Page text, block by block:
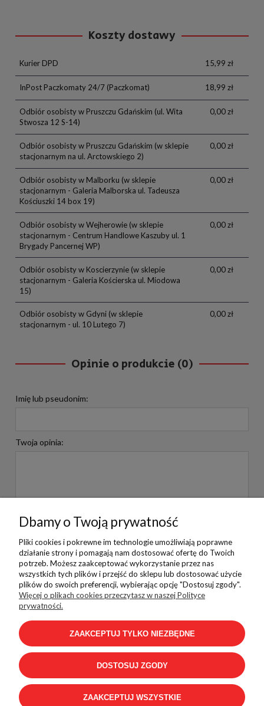
Koszty dostawy
Kurier DPD 15,99 zł
InPost Paczkomaty 24/7(Paczkomat) 18,99 zł
Odbiór osobisty w Pruszczu Gdańskim (ul. Wita
Stwosza 12 S-14)
0,00 zł
Odbiór osobisty w Pruszczu Gdańskim (w sklepie
stacjonarnym na ul. Arctowskiego 2)
0,00 zł
Odbiór osobisty w Malborku (w sklepie
stacjonarnym - Galeria Malborska ul. Tadeusza
Kościuszki 14 box 19)
0,00 zł
Odbiór osobisty w Wejherowie(w sklepie
stacjonarnym - Centrum Handlowe Kaszuby ul. 1
Brygady Pancernej WP)
0,00 zł
Odbiór osobisty w Koscierzynie(w sklepie
stacjonarnym - Galeria Kościerska ul. Miodowa
15)
0,00 zł
Odbiór osobisty w Gdyni(w sklepie
stacjonarnym - ul. 10 Lutego 7)
0,00 zł
Opinie o produkcie (0)
Imię lub pseudonim:
Twoja opinia:
Pomoc
Płatności i dostawa
Informacje
Dbamy o Twoją prywatność
Pliki cookies i pokrewne im technologie umożliwiają poprawne
działanie strony i pomagają nam dostosować ofertę do Twoich
potrzeb. Możesz zaakceptować wykorzystanie przez nas
wszystkich tych plików i przejść do sklepu lub dostosować użycie
plików do swoich preferencji, wybierając opcję "Dostosuj zgody".
Więcej o plikach cookies przeczytasz w naszej Polityce
prywatności.
ZAAKCEPTUJ TYLKO NIEZBĘDNE
DOSTOSUJ ZGODY
ZAAKCEPTUJ WSZYSTKIE